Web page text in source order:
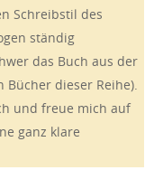
Schreibstil des
ständig
das Buch aus der
dieser Reihe).
und freue mich auf
ganz klare